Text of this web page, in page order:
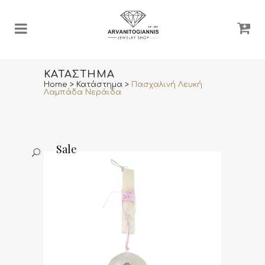
ΚΑΤΆΣΤΗΜΑ
Home > Κατάστημα >
Πασχαλινή Λευκή
Λαμπάδα Νεράιδα
Sale